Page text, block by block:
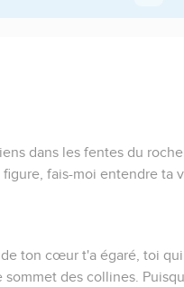
dans les fentes du
fais-moi entendre ta
ton cœur t'a égaré, toi
des collines.